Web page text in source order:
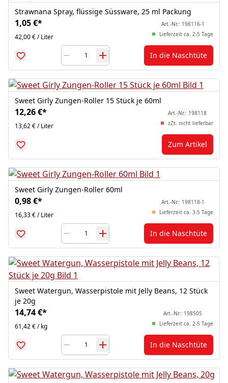
Strawnana Spray, flüssige Süssware, 25 ml Packung
1,05 €*
42,00 € / Liter
Art.-Nr.: 198116-1
Lieferzeit ca. 2-5 Tage
In die Naschtüte
Sweet Girly Zungen-Roller 15 Stück je 60ml
12,26 €*
13,62 € / Liter
Art.-Nr.: 198118
zZt. nicht lieferbar
Zum Artikel
Sweet Girly Zungen-Roller 60ml
0,98 €*
16,33 € / Liter
Art.-Nr.: 198118-1
Lieferzeit ca. 3-5 Tage
In die Naschtüte
Sweet Watergun, Wasserpistole mit Jelly Beans, 12 Stück
je 20g
14,74 €*
61,42 € / kg
Art.-Nr.: 198505
Lieferzeit ca. 2-5 Tage
In die Naschtüte